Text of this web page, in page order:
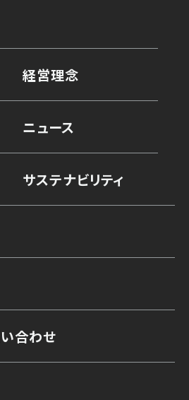
経営理念
ニュース
サステナビリティ
合わせ